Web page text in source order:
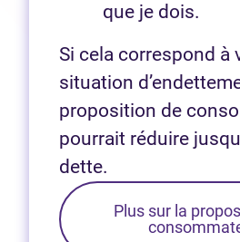
que je dois.
Si cela correspond à
situation
proposition de
pourrait réduire
dette.
Plus sur la